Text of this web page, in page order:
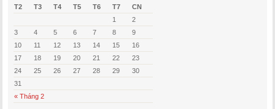
T2
T3 T4 T5 T6 T7 CN
« Tháng 2
1
2
3
4 5 6 7 8
9
10
11 12 13 14 15
16
17
18 19 20 21 22
23
24
25 26 27 28 29
30
31